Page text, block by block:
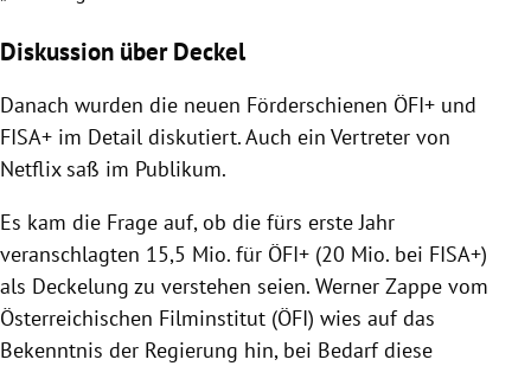
Diskussion über Deckel
Danach wurden die neuen Förderschienen ÖFI+ und
FISA+ im Detail diskutiert. Auch ein Vertreter von
Netflix saß im Publikum.
Es kam die Frage auf, ob die fürs erste Jahr
veranschlagten 15,5 Mio. für ÖFI+ (20 Mio. bei FISA+)
als Deckelung zu verstehen seien. Werner Zappe vom
Österreichischen Filminstitut (ÖFI) wies auf das
Bekenntnis der Regierung hin, bei Bedarf diese